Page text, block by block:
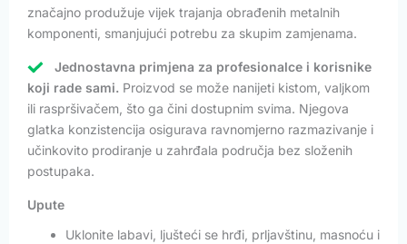
značajno produžuje vijek trajanja obrađenih metalnih
komponenti, smanjujući potrebu za skupim zamjenama.
Jednostavna primjena za profesionalce i korisnike
koji rade sami. Proizvod se može nanijeti kistom, valjkom
ili raspršivačem, što ga čini dostupnim svima. Njegova
glatka konzistencija osigurava ravnomjerno razmazivanje i
učinkovito prodiranje u zahrđala područja bez složenih
postupaka.
Upute
Uklonite labavi, ljušteći se hrđi, prljavštinu, masnoću i